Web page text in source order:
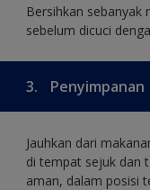
Bersihkan sebanyak
sebelum dicuci
3. Penyimpanan
Jauhkan dari
di tempat sejuk dan
aman, dalam posisi